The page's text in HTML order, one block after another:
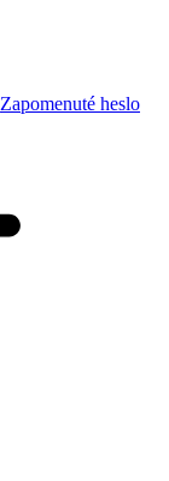
Zapomenuté heslo